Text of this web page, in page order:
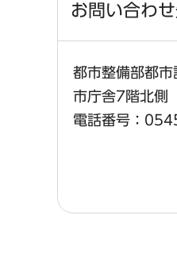
お問い合わ
都市整備部都
市庁舎7階北側
電話番号：